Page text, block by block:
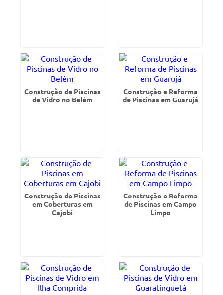
Construção de Piscinas
de Vidro no Belém
Construção e Reforma
de Piscinas em Guarujá
Construção de Piscinas
em Coberturas em
Cajobi
Construção e Reforma
de Piscinas em Campo
Limpo